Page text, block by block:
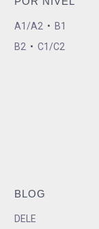
A1/A2 • B1
B2 • C1/C2
BLOG
DELE